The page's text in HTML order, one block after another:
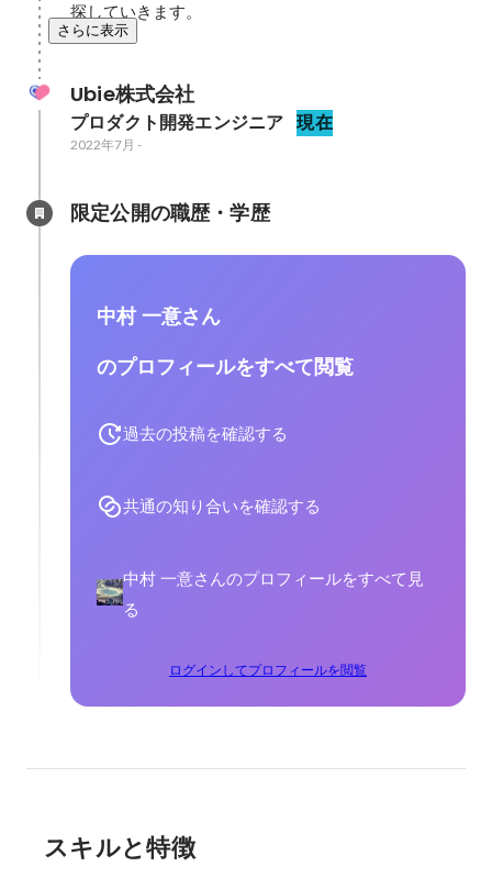
探していきます。
さらに表示
Ubie株式会社
プロダクト開発エンジニア 現在
2022年7月 -
限定公開の職歴・学歴
中村 一意さん
のプロフィールをすべて閲覧
過去の投稿を確認する
共通の知り合いを確認する
中村 一意さんのプロフィールをすべて見
る
ログインしてプロフィールを閲覧
スキルと特徴